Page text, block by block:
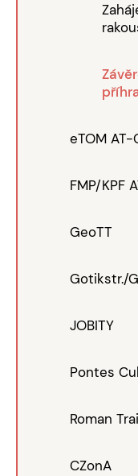
eTOM AT-
FMP/KPF
GeoTT
Gotikstr./
JOBITY
Pontes
Roman
CZonA